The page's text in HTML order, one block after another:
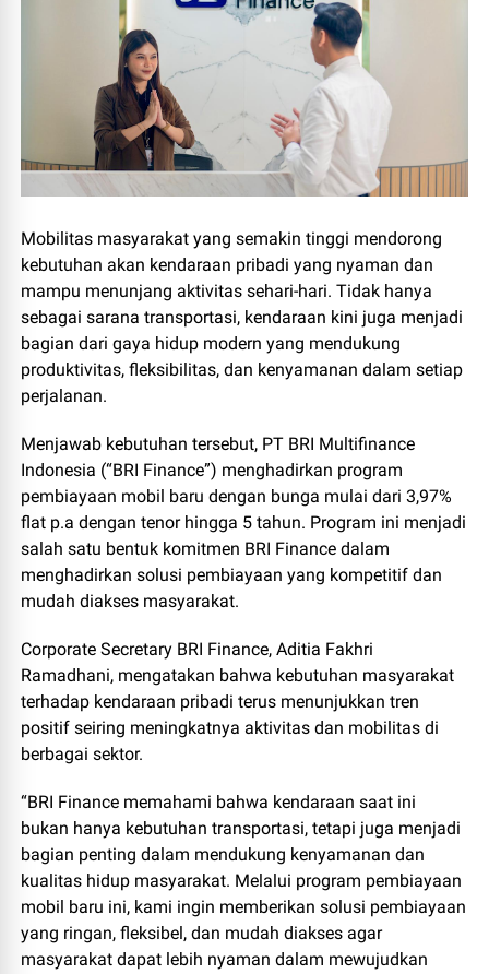
Mobilitas masyarakat yang semakin tinggi mendorong
kebutuhan akan kendaraan pribadi yang nyaman dan
mampu menunjang aktivitas sehari-hari. Tidak hanya
sebagai sarana transportasi, kendaraan kini juga menjadi
bagian dari gaya hidup modern yang mendukung
produktivitas, fleksibilitas, dan kenyamanan dalam setiap
perjalanan.
Menjawab kebutuhan tersebut, PT BRI Multifinance
Indonesia (“BRI Finance”) menghadirkan program
pembiayaan mobil baru dengan bunga mulai dari 3,97%
flat p.a dengan tenor hingga 5 tahun. Program ini menjadi
salah satu bentuk komitmen BRI Finance dalam
menghadirkan solusi pembiayaan yang kompetitif dan
mudah diakses masyarakat.
Corporate Secretary BRI Finance, Aditia Fakhri
Ramadhani, mengatakan bahwa kebutuhan masyarakat
terhadap kendaraan pribadi terus menunjukkan tren
positif seiring meningkatnya aktivitas dan mobilitas di
berbagai sektor.
“BRI Finance memahami bahwa kendaraan saat ini
bukan hanya kebutuhan transportasi, tetapi juga menjadi
bagian penting dalam mendukung kenyamanan dan
kualitas hidup masyarakat. Melalui program pembiayaan
mobil baru ini, kami ingin memberikan solusi pembiayaan
yang ringan, fleksibel, dan mudah diakses agar
masyarakat dapat lebih nyaman dalam mewujudkan